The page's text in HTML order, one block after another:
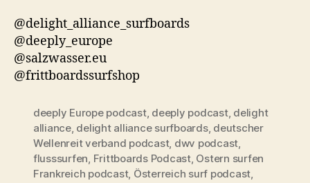
@delight_alliance_surfboards
@deeply_europe
@salzwasser.eu
@frittboardssurfshop
deeply Europe podcast, deeply podcast, delight
alliance, delight alliance surfboards, deutscher
Wellenreit verband podcast, dwv podcast,
flusssurfen, Frittboards Podcast, Ostern surfen
Frankreich podcast, Österreich surf podcast,